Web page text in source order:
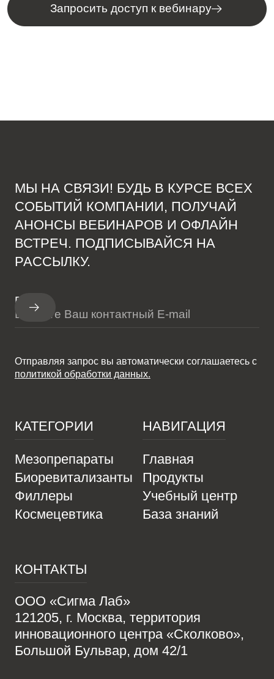
Запросить доступ к вебинару
МЫ НА СВЯЗИ! БУДЬ В КУРСЕ ВСЕХ
СОБЫТИЙ КОМПАНИИ, ПОЛУЧАЙ
АНОНСЫ ВЕБИНАРОВ И ОФЛАЙН
ВСТРЕЧ. ПОДПИСЫВАЙСЯ НА
РАССЫЛКУ.
E-mail
Отправляя запрос вы автоматически соглашаетесь с
политикой обработки данных.
КАТЕГОРИИ
Мезопрепараты
Биоревитализанты
Филлеры
Космецевтика
НАВИГАЦИЯ
Главная
Продукты
Учебный центр
База знаний
КОНТАКТЫ
ООО «Сигма Лаб»
121205, г. Москва, территория
инновационного центра «Сколково»,
Большой Бульвар, дом 42/1